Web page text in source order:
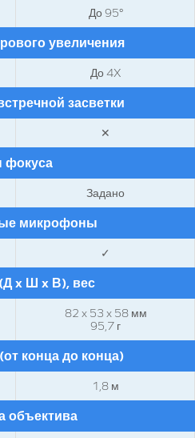
До 95°
увеличения
До 4X
засветки
✕
фокуса
Задано
микрофоны
✓
x Ш x В), вес
82 x 53 x 58 мм
95,7 г
конца до конца)
1,8 м
объектива